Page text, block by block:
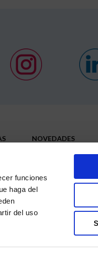
funciones
haga del
del uso
NOVEDADES
Relación con los
Estos mensajes se